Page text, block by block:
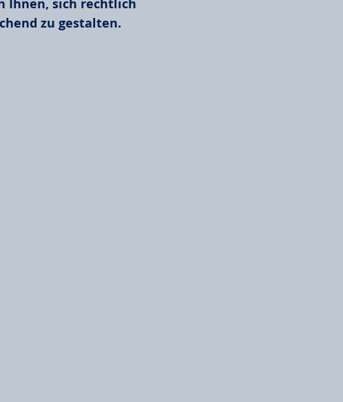
Ihnen, sich rechtlich
zu gestalten.